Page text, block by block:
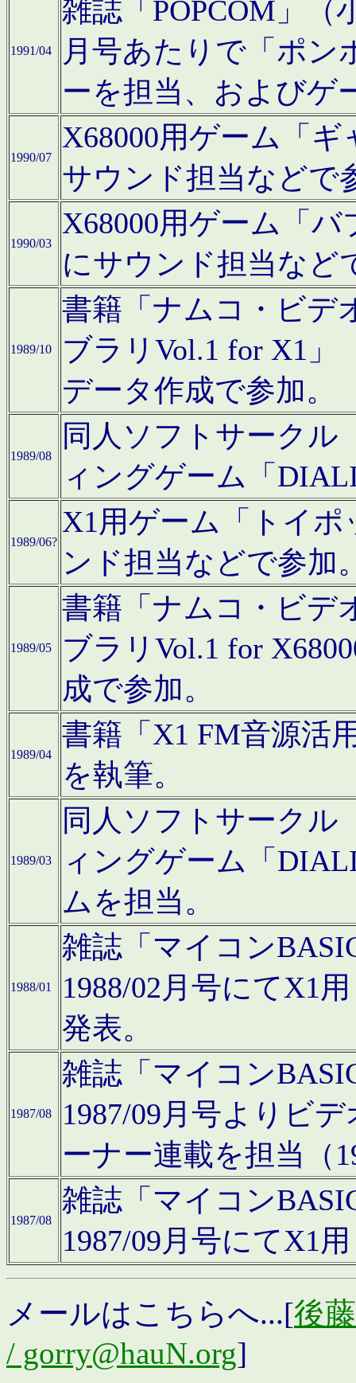
1991/04
雑誌「POPCOM」（
月号あたりで「ポン
ーを担当、およびゲ
1990/07
X68000用ゲーム「
サウンド担当などで
1990/03
X68000用ゲーム「
にサウンド担当など
1989/10
書籍「ナムコ・ビデ
ブラリVol.1 for X1」
データ作成で参加。
1989/08
同人ソフトサークル
ィングゲーム「
1989/06?
X1用ゲーム「トイ
ンド担当などで参加
1989/05
書籍「ナムコ・ビデ
ブラリVol.1 for
成で参加。
1989/04
書籍「X1 FM音源活
を執筆。
1989/03
同人ソフトサークル
ィングゲーム「
ムを担当。
1988/01
雑誌「マイコン
1988/02月号にてX1
発表。
1987/08
雑誌「マイコン
1987/09月号よりビ
ーナー連載を担当（
1987/08
雑誌「マイコン
1987/09月号にてX1
メールはこちらへ...[後
/ gorry@hauN.org]